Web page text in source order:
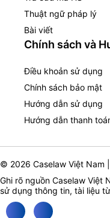
Thuật ngữ pháp lý
Bài viết
Chính sách và
Điều khoản sử dụng
Chính sách bảo mật
Hướng dẫn sử dụng
Hướng dẫn thanh
© 2026 Caselaw Việt Nam
Ghi rõ nguồn Caselaw Việt
sử dụng thông tin, tài liệu